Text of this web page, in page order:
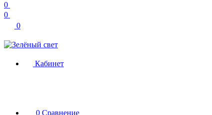
0
0
0
Кабинет
0 Сравнение